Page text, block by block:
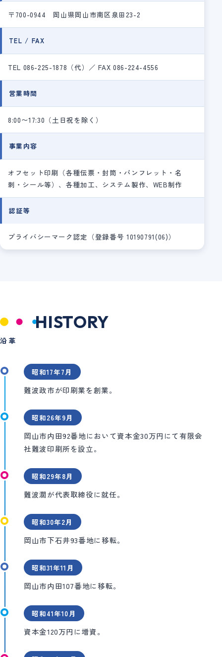
〒700-0944 岡山県岡山市南区泉田23-2
TEL / FAX
TEL 086-225-1878（代）／ FAX 086-224-4556
営業時間
8:00〜17:30（土日祝を除く）
事業内容
オフセット印刷（各種伝票・封筒・パンフレット・名
刺・シール等）、各種加工、システム製作、WEB制作
認証等
プライバシーマーク認定（登録番号 10190791(06)）
HISTORY
沿革
昭和17年7月
難波政市が印刷業を創業。
昭和26年9月
岡山市内田92番地において資本金30万円にて有限会
社難波印刷所を設立。
昭和29年8月
難波濶が代表取締役に就任。
昭和30年2月
岡山市下石井93番地に移転。
昭和31年11月
岡山市内田107番地に移転。
昭和41年10月
資本金120万円に増資。